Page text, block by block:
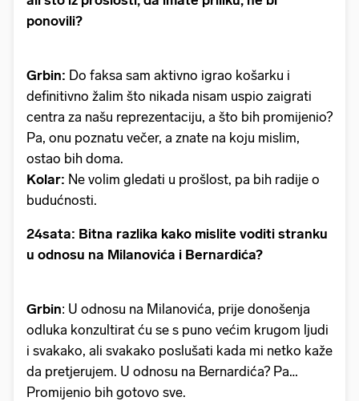
ponovili?
Grbin: Do faksa sam aktivno igrao košarku i
definitivno žalim što nikada nisam uspio zaigrati
centra za našu reprezentaciju, a što bih promijenio?
Pa, onu poznatu večer, a znate na koju mislim,
ostao bih doma.
Kolar: Ne volim gledati u prošlost, pa bih radije o
budućnosti.
24sata: Bitna razlika kako mislite voditi stranku
u odnosu na Milanovića i Bernardića?
Grbin: U odnosu na Milanovića, prije donošenja
odluka konzultirat ću se s puno većim krugom ljudi
i svakako, ali svakako poslušati kada mi netko kaže
da pretjerujem. U odnosu na Bernardića? Pa…
Promijenio bih gotovo sve.